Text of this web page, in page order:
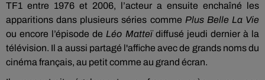
TF1 entre 1976 et 2006, l’acteur a ensuite enchaîné les
apparitions dans plusieurs séries comme Plus Belle La Vie
ou encore l’épisode de Léo Matteïdiffusé jeudi dernier à la
télévision. Il a aussi partagé l'affiche avec de grands noms du
cinéma français, au petit comme au grand écran.